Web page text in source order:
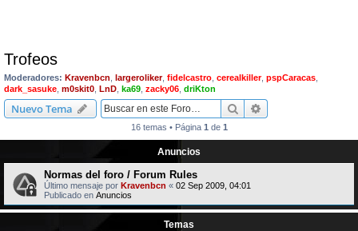
Trofeos
Moderadores: Kravenbcn largeroliker, fidelcastro cerealkiller, pspCaracas
dark_sasuke m0skit0 LnD ka69 zacky06 driKton
Nuevo Tema Buscar
16 temas • Página 1 de 1
Anuncios
Normas del foro / Forum Rules
Último mensaje por Kravenbcn « 02 Sep 2009, 04:01
Publicado en Anuncios
Temas